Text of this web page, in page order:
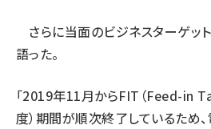
さらに当面のビジネスターゲッ
語った。
「2019年11月からFIT（Feed-in
度）期間が順次終了しているため